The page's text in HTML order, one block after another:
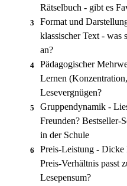
Rätselbuch - gibt es
3
Format und
klassischer Text - was
an?
4
Pädagogischer
Lernen
Lesevergnügen?
5
Gruppendynamik -
Freunden? Bestseller-
in der Schule
6
Preis-Leistung - Dicke
Preis-Verhältnis passt
Lesepensum?